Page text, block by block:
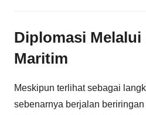
Diplomasi Melalui
Maritim
Meskipun terlihat sebagai
sebenarnya berjalan